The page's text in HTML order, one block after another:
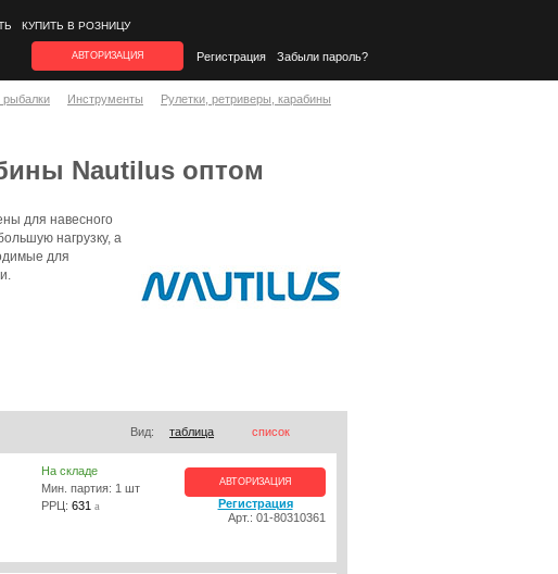
КУПИТЬ В РОЗНИЦУ
АВТОРИЗАЦИЯ Регистрация Забыли пароль?
рыбалки Инструменты
Рулетки, ретриверы, карабины
Nautilus оптом
для навесного
нагрузку, а
для
Вид: таблица список
На складе
Мин. партия: 1 шт
РРЦ: 631 a
АВТОРИЗАЦИЯ
Регистрация
Арт.: 01-80310361